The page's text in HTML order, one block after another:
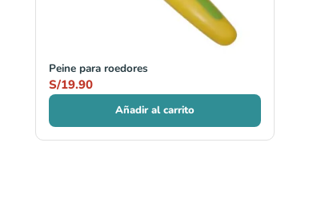
Peine para roedores
S/19.90
Añadir al carrito